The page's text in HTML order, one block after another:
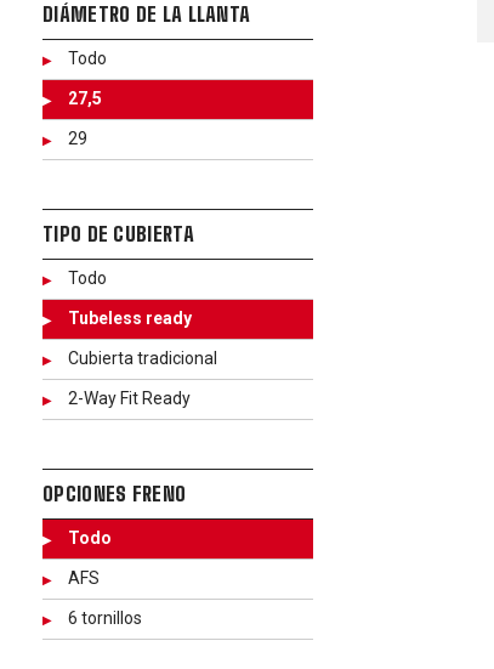
DIÁMETRO DE LA LLANTA
Todo
27,5
29
TIPO DE CUBIERTA
Todo
Tubeless ready
Cubierta tradicional
2-Way Fit Ready
OPCIONES FRENO
Todo
AFS
6 tornillos